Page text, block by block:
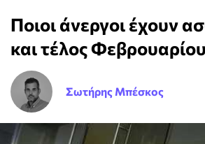
Ποιοι άνεργοι έχουν
και τέλος
Σωτήρης Μπέσκος